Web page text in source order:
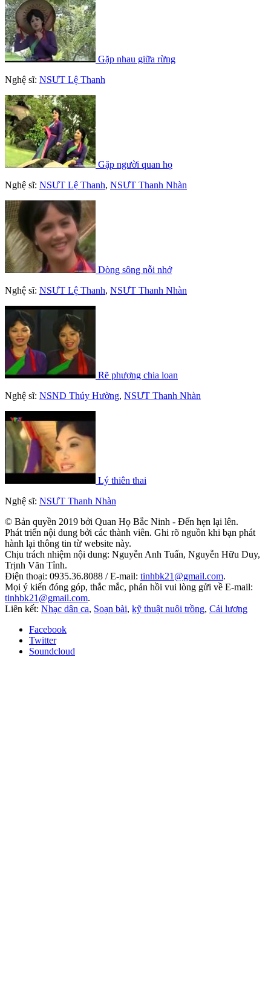
Gặp nhau giữa rừng
Nghệ sĩ: NSƯT Lệ Thanh
Gặp người quan họ
Nghệ sĩ: NSƯT Lệ Thanh, NSƯT Thanh Nhàn
Dòng sông nỗi nhớ
Nghệ sĩ: NSƯT Lệ Thanh, NSƯT Thanh Nhàn
Rẽ phượng chia loan
Nghệ sĩ: NSND Thúy Hường, NSƯT Thanh Nhàn
Lý thiên thai
Nghệ sĩ: NSƯT Thanh Nhàn
© Bản quyền 2019 bởi Quan Họ Bắc Ninh - Đến hẹn lại lên.
Phát triển nội dung bởi các thành viên. Ghi rõ nguồn khi bạn phát
hành lại thông tin từ website này.
Chịu trách nhiệm nội dung: Nguyễn Anh Tuấn, Nguyễn Hữu Duy,
Trịnh Văn Tỉnh.
Điện thoại: 0935.36.8088 / E-mail: tinhbk21@gmail.com.
Mọi ý kiến đóng góp, thắc mắc, phản hồi vui lòng gửi về E-mail:
tinhbk21@gmail.com.
Liên kết: Nhạc dân ca, Soạn bài, kỹ thuật nuôi trồng, Cải lương
Facebook
Twitter
Soundcloud